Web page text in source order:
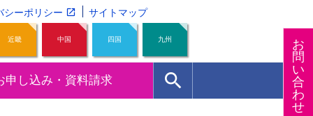
シーポリシー サイトマップ
近畿 中国 四国 九州
申し込み・資料請求 search
お
問
い
合
わ
せ